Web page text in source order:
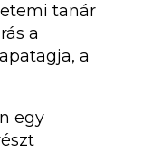
tanár
a
a
egy